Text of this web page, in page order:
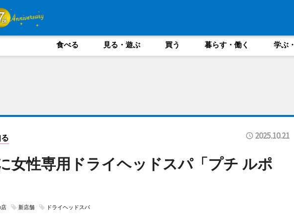
食べる 見る・遊ぶ 買う 暮らす・働く 学ぶ
2025.10.21
女性専用ドライヘッドスパ「プチ ルポ
新店舗 ドライヘッドスパ